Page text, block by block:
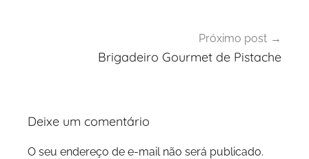
Próximo post
Brigadeiro Gourmet de Pistache
Deixe um comentário
O seu endereço de e-mail não será publicado.